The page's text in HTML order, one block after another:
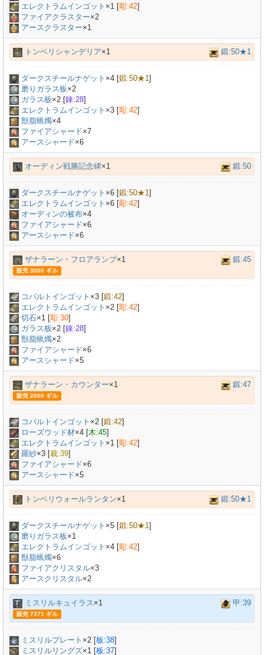
エレクトラムインゴット ×1 [彫:42]
ファイアクラスター×2
アースクラスター×1
トンベリシャンデリア×1 鍛:50★1
ダークスチールナゲット ×4 [鍛:50★1]
磨りガラス板×2
ガラス板×2 [錬:28]
エレクトラムインゴット ×3 [彫:42]
獣脂蝋燭×4
ファイアシャード×7
アースシャード×6
オーディン戦勝記念碑×1 鍛:50
ダークスチールナゲット ×6 [鍛:50★1]
エレクトラムインゴット ×6 [彫:42]
オーディンの被布×4
ファイアシャード×6
アースシャード×6
ザナラーン・フロアランプ×1 鍛:45
販売 3000 ギル
コバルトインゴット ×3 [鍛:42]
エレクトラムインゴット ×2 [彫:42]
切石×1 [彫:30]
ガラス板×2 [錬:28]
獣脂蝋燭×2
ファイアシャード×6
アースシャード×5
ザナラーン・カウンター×1 鍛:47
販売 2000 ギル
コバルトインゴット ×2 [鍛:42]
ローズウッド材×4 [木:45]
エレクトラムインゴット ×1 [彫:42]
羅紗×3 [裁:39]
ファイアシャード×6
アースシャード×5
トンベリウォールランタン×1 鍛:50★1
ダークスチールナゲット ×5 [鍛:50★1]
磨りガラス板×1
エレクトラムインゴット ×4 [彫:42]
獣脂蝋燭×6
ファイアクリスタル×3
アースクリスタル×2
ミスリルキュイラス×1 甲:39
販売 7371 ギル
ミスリルプレート ×2 [板:38]
ミスリルリングズ×1 [板:37]